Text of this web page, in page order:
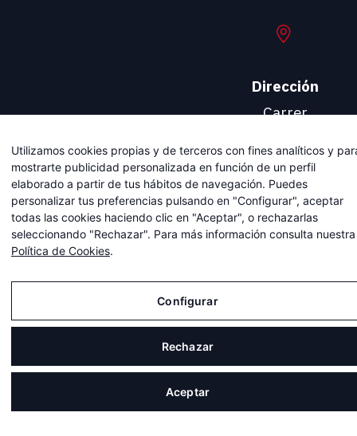
Dirección
Carrer
08015
BARCELONA
Utilizamos cookies propias y de terceros con fines analíticos y
mostrarte publicidad personalizada en función de un perfil
elaborado a partir de tus hábitos de navegación. Puedes
personalizar tus preferencias pulsando en "Configurar", aceptar
todas las cookies haciendo clic en "Aceptar", o rechazarlas
seleccionando "Rechazar". Para más información consulta nuestra
Política de Cookies.
Configurar
Rechazar
Aceptar
Política de Cookies